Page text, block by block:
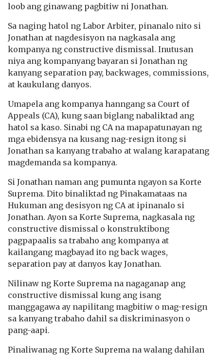
loob ang ginawang pagbitiw ni Jonathan.
Sa naging hatol ng Labor Arbiter, pinanalo nito si
Jonathan at nagdesisyon na nagkasala ang
kompanya ng constructive dismissal. Inutusan
niya ang kompanyang bayaran si Jonathan ng
kanyang separation pay, backwages, commissions,
at kaukulang danyos.
Umapela ang kompanya hanngang sa Court of
Appeals (CA), kung saan biglang nabaliktad ang
hatol sa kaso. Sinabi ng CA na mapapatunayan ng
mga ebidensya na kusang nag-resign itong si
Jonathan sa kanyang trabaho at walang karapatang
magdemanda sa kompanya.
Si Jonathan naman ang pumunta ngayon sa Korte
Suprema. Dito binaliktad ng Pinakamataas na
Hukuman ang desisyon ng CA at ipinanalo si
Jonathan. Ayon sa Korte Suprema, nagkasala ng
constructive dismissal o konstruktibong
pagpapaalis sa trabaho ang kompanya at
kailangang magbayad ito ng back wages,
separation pay at danyos kay Jonathan.
Nilinaw ng Korte Suprema na nagaganap ang
constructive dismissal kung ang isang
manggagawa ay napilitang magbitiw o mag-resign
sa kanyang trabaho dahil sa diskriminasyon o
pang-aapi.
Pinaliwanag ng Korte Suprema na walang dahilan